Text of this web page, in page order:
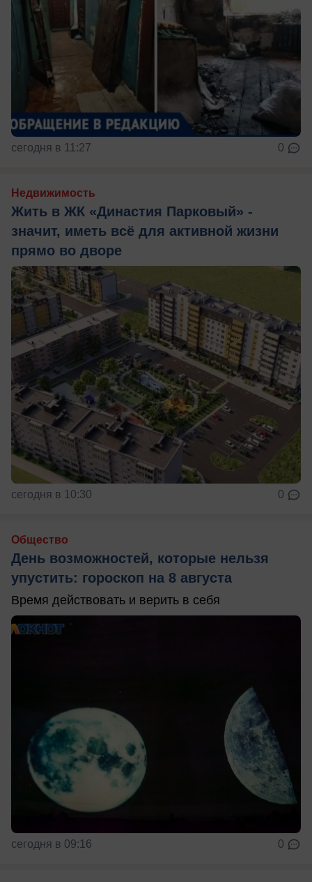
сегодня в 11:27 0
Недвижимость
Жить в ЖК «Династия Парковый» -
значит, иметь всё для активной жизни
прямо во дворе
сегодня в 10:30 0
Общество
День возможностей, которые нельзя
упустить: гороскоп на 8 августа
Время действовать и верить в себя
сегодня в 09:16 0